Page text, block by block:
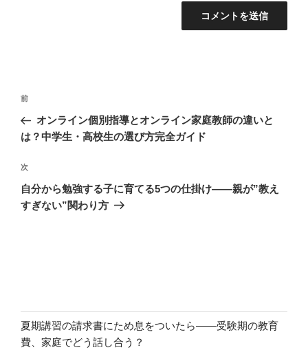
投
ナ
ゲ
ー
シ
前
の
投
前
オンライン個別指導とオンライン家庭教師の違いと
は？中学生・高校生の選び方完全ガイド
次
の
投
次
自分から勉強する子に育てる5つの仕掛け――親が”教え
すぎない”関わり方
夏期講習の請求書にため息をついたら――受験期の教育
費、家庭でどう話し合う？